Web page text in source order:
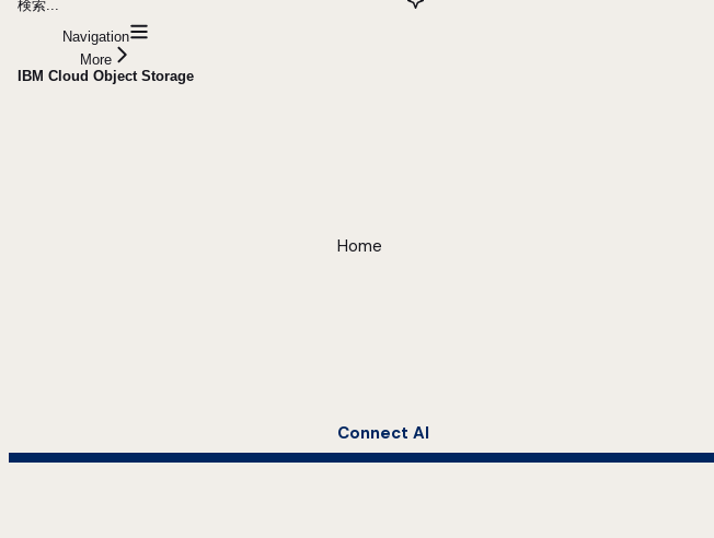
検索...
Navigation
More
IBM Cloud Object Storage
Home
Connect AI